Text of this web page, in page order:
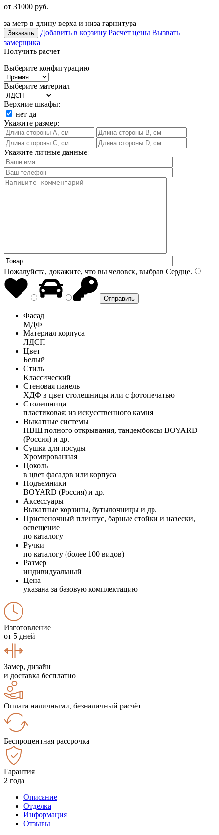
от 31000 руб.
за метр в длину верха и низа гарнитура
Заказать Добавить в корзину Расчет цены Вызвать
замерщика
Получить расчет
Выберите конфигурацию
Выберите материал
Верхние шкафы:
нет да
Укажите размер:
Укажите личные данные:
Пожалуйста, докажите, что вы человек, выбрав Сердце.
Фасад
МДФ
Материал корпуса
ЛДСП
Цвет
Белый
Стиль
Классический
Стеновая панель
ХДФ в цвет столешницы или с фотопечатью
Столешница
пластиковая; из искусственного камня
Выкатные системы
ПВШ полного открывания, тандембоксы BOYARD
(Россия) и др.
Сушка для посуды
Хромированная
Цоколь
в цвет фасадов или корпуса
Подъемники
BOYARD (Россия) и др.
Аксессуары
Выкатные корзины, бутылочницы и др.
Пристеночный плинтус, барные стойки и навески,
освещение
по каталогу
Ручки
по каталогу (более 100 видов)
Размер
индивидуальный
Цена
указана за базовую комплектацию
Изготовление
от 5 дней
Замер, дизайн
и доставка бесплатно
Оплата наличными, безналичный расчёт
Беспроцентная рассрочка
Гарантия
2 года
Описание
Отделка
Информация
Отзывы